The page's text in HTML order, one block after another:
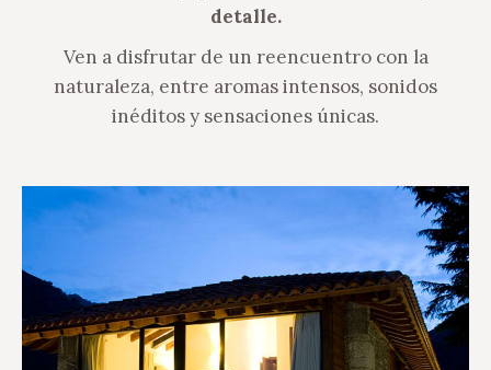
detalle.
Ven a disfrutar de un reencuentro con la
naturaleza, entre aromas intensos, sonidos
inéditos y sensaciones únicas.